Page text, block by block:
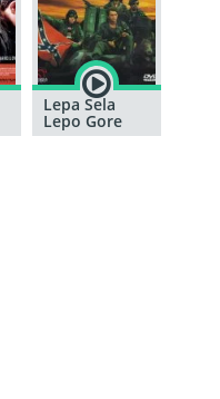
Lepa Sela
Lepo Gore